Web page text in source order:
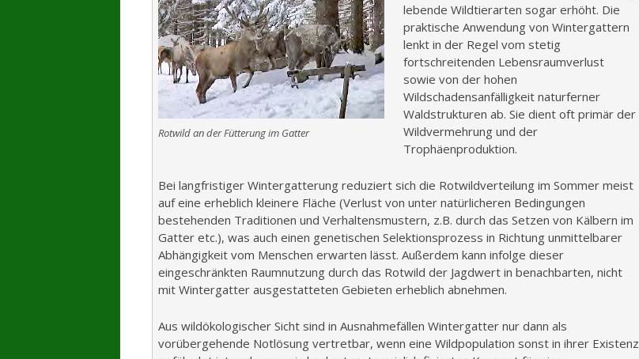
Rotwild an der Fütterung im Gatter
lebende Wildtierarten sogar erhöht. Die
praktische Anwendung von Wintergattern
lenkt in der Regel vom stetig
fortschreitenden Lebensraumverlust
sowie von der hohen
Wildschadensanfälligkeit naturferner
Waldstrukturen ab. Sie dient oft primär der
Wildvermehrung und der
Trophäenproduktion.
Bei langfristiger Wintergatterung reduziert sich die Rotwildverteilung im Sommer meist
auf eine erheblich kleinere Fläche (Verlust von unter natürlicheren Bedingungen
bestehenden Traditionen und Verhaltensmustern, z.B. durch das Setzen von Kälbern im
Gatter etc.), was auch einen genetischen Selektionsprozess in Richtung unmittelbarer
Abhängigkeit vom Menschen erwarten lässt. Außerdem kann infolge dieser
eingeschränkten Raumnutzung durch das Rotwild der Jagdwert in benachbarten, nicht
mit Wintergatter ausgestatteten Gebieten erheblich abnehmen.
Aus wildökologischer Sicht sind in Ausnahmefällen Wintergatter nur dann als
vorübergehende Notlösung vertretbar, wenn eine Wildpopulation sonst in ihrer Existenz